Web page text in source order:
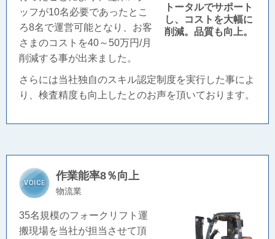
トータルでサポート
し、コストを大幅に
削減。品質も向上。
ッフが10名必要であったとこ
ろ8名で運営可能となり、お客
さまのコストを40～50万円/月
削減する事が出来ました。
さらには当社独自のスキル認定制度を実行した事によ
り、検査精度も向上したとのお声を頂いております。
作業能率8％向上
物流業
35名規模のフォークリフト運
搬現場を当社が担当させて頂